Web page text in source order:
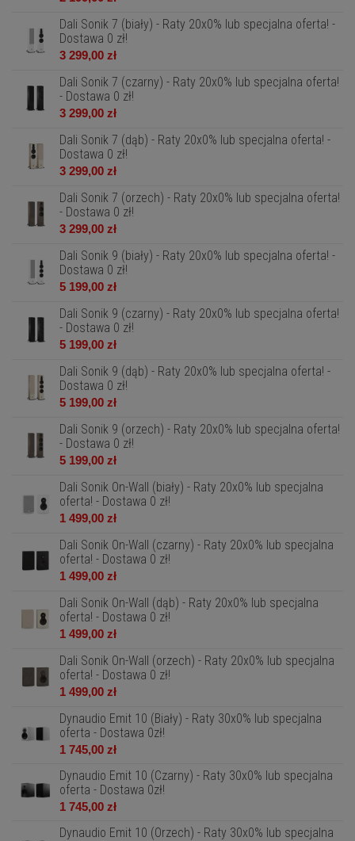
Dali Sonik 7 (biały) - Raty 20x0% lub specjalna oferta! -
Dostawa 0 zł!
3 299,00 zł
Dali Sonik 7 (czarny) - Raty 20x0% lub specjalna oferta!
- Dostawa 0 zł!
3 299,00 zł
Dali Sonik 7 (dąb) - Raty 20x0% lub specjalna oferta! -
Dostawa 0 zł!
3 299,00 zł
Dali Sonik 7 (orzech) - Raty 20x0% lub specjalna oferta!
- Dostawa 0 zł!
3 299,00 zł
Dali Sonik 9 (biały) - Raty 20x0% lub specjalna oferta! -
Dostawa 0 zł!
5 199,00 zł
Dali Sonik 9 (czarny) - Raty 20x0% lub specjalna oferta!
- Dostawa 0 zł!
5 199,00 zł
Dali Sonik 9 (dąb) - Raty 20x0% lub specjalna oferta! -
Dostawa 0 zł!
5 199,00 zł
Dali Sonik 9 (orzech) - Raty 20x0% lub specjalna oferta!
- Dostawa 0 zł!
5 199,00 zł
Dali Sonik On-Wall (biały) - Raty 20x0% lub specjalna
oferta! - Dostawa 0 zł!
1 499,00 zł
Dali Sonik On-Wall (czarny) - Raty 20x0% lub specjalna
oferta! - Dostawa 0 zł!
1 499,00 zł
Dali Sonik On-Wall (dąb) - Raty 20x0% lub specjalna
oferta! - Dostawa 0 zł!
1 499,00 zł
Dali Sonik On-Wall (orzech) - Raty 20x0% lub specjalna
oferta! - Dostawa 0 zł!
1 499,00 zł
Dynaudio Emit 10 (Biały) - Raty 30x0% lub specjalna
oferta - Dostawa 0zł!
1 745,00 zł
Dynaudio Emit 10 (Czarny) - Raty 30x0% lub specjalna
oferta - Dostawa 0zł!
1 745,00 zł
Dynaudio Emit 10 (Orzech) - Raty 30x0% lub specjalna